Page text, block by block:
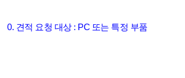
0. 견적 요청 대상 : PC 또는 특정 부품